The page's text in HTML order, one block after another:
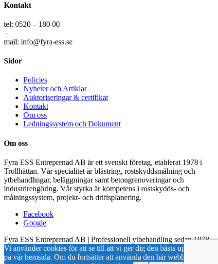
Kontakt
tel: 0520 – 180 00
–
mail: info@fyra-ess.se
Sidor
Policies
Nyheter och Artiklar
Auktoriseringar & certifikat
Kontakt
Om oss
Ledningssystem och Dokument
Om oss
Fyra ESS Entreprenad AB är ett svenskt företag, etablerat 1978 i
Trollhättan. Vår specialitet är blästring, rostskyddsmålning och
ytbehandlingar, beläggningar samt betongrenoveringar och
industrirengöring. Vår styrka är kompetens i rostskydds- och
målningssystem, projekt- och driftsplanering.
Facebook
Google
Fyra ESS Entreprenad AB | Professionell ytbehandling sedan 1978
Vi använder cookies för att se till att vi ger dig den bästa upplevelsen
på vår hemsida. Om du fortsätter att använda den här webbplatsen